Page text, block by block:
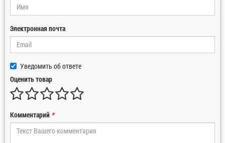
Электронная почта
Уведомить об ответе
Оценить товар
Комментарий *